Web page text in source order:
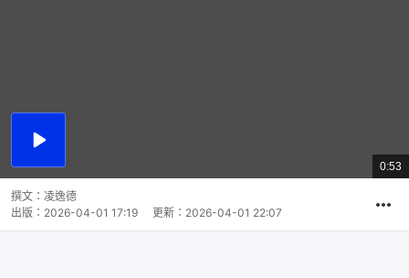
播
總
共
0:53
撰文： 凌逸德
出版： 2026-04-01 17:19 更新： 2026-04-01 22:07